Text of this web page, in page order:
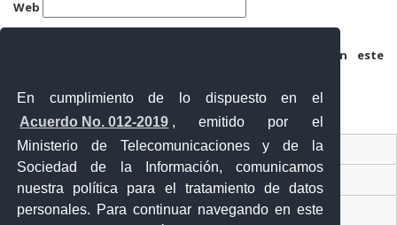
En cumplimiento de lo dispuesto en el
Acuerdo No. 012-2019 , emitido por el
Ministerio de Telecomunicaciones y de la
Sociedad de la Información, comunicamos
nuestra política para el tratamiento de datos
personales. Para continuar navegando en este
Web
Guarda mi nombre, correo electrónico y web en este
Ventanilla Única Virtual
Ventanilla Única de Comercio Exterior
Gobierno Abierto